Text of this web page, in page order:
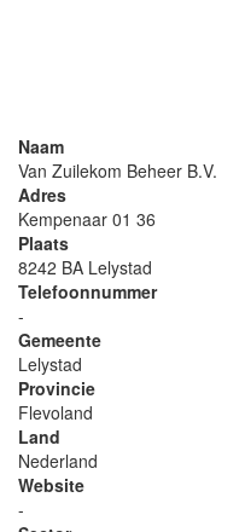
Naam
Van Zuilekom Beheer B.V.
Adres
Kempenaar 01 36
Plaats
8242 BA Lelystad
Telefoonnummer
-
Gemeente
Lelystad
Provincie
Flevoland
Land
Nederland
Website
-